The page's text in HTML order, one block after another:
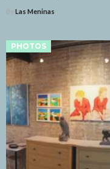
By Las Meninas
PHOTOS